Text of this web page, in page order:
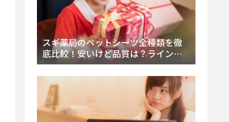
スギ薬局のペットシーツ全種類を徹
底比較！安いけど品質は？ラインナ
ップと販売店（Amazon・楽天含む）
をチェック